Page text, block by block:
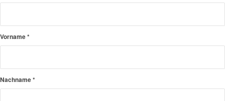
Vorname*
Nachname*